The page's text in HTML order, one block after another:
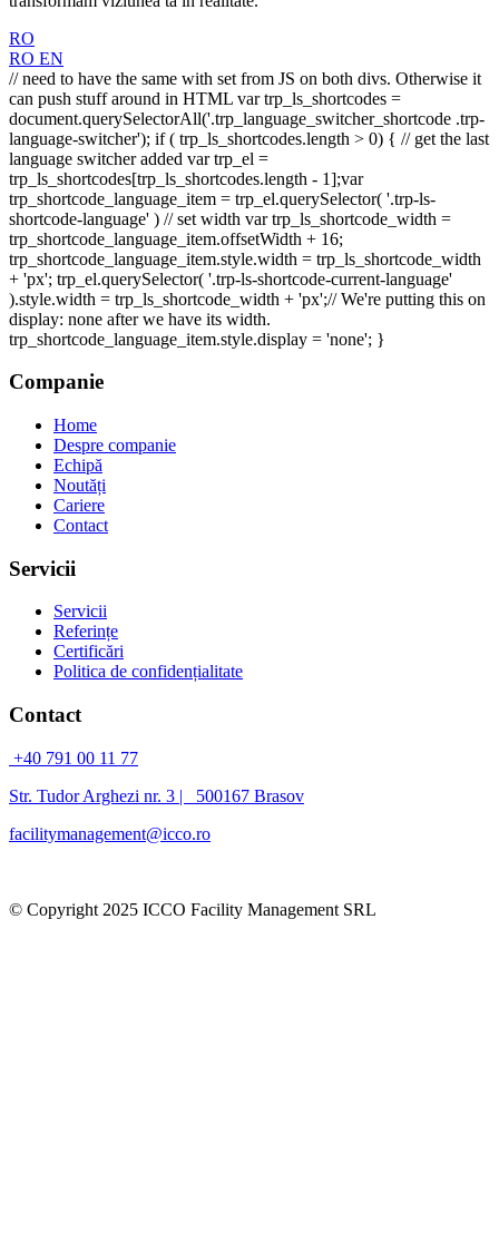
RO
RO EN
// need to have the same with set from JS on both divs. Otherwise it
can push stuff around in HTML var trp_ls_shortcodes =
document.querySelectorAll('.trp_language_switcher_shortcode .trp-
language-switcher'); if ( trp_ls_shortcodes.length > 0) { // get the last
language switcher added var trp_el =
trp_ls_shortcodes[trp_ls_shortcodes.length - 1];var
trp_shortcode_language_item = trp_el.querySelector( '.trp-ls-
shortcode-language' ) // set width var trp_ls_shortcode_width =
trp_shortcode_language_item.offsetWidth + 16;
trp_shortcode_language_item.style.width = trp_ls_shortcode_width
+ 'px'; trp_el.querySelector( '.trp-ls-shortcode-current-language'
).style.width = trp_ls_shortcode_width + 'px';// We're putting this on
display: none after we have its width.
trp_shortcode_language_item.style.display = 'none'; }
Companie
Home
Despre companie
Echipă
Noutăți
Cariere
Contact
Servicii
Servicii
Referințe
Certificări
Politica de confidențialitate
Contact
+40 791 00 11 77
Str. Tudor Arghezi nr. 3 | 500167 Brasov
facilitymanagement@icco.ro
© Copyright 2025 ICCO Facility Management SRL